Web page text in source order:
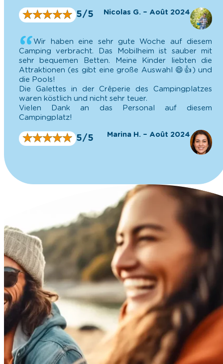
★★★★★
★★★★★ 5/5 Nicolas G. – Août 2024
Wir haben eine sehr gute Woche auf diesem
Camping verbracht. Das Mobilheim ist sauber mit
sehr bequemen Betten. Meine Kinder liebten die
Attraktionen (es gibt eine große Auswahl 😄👍) und
die Pools!
Die Galettes in der Crêperie des Campingplatzes
waren köstlich und nicht sehr teuer.
Vielen Dank an das Personal auf diesem
Campingplatz!
★★★★★
★★★★★ 5/5 Marina H. – Août 2024